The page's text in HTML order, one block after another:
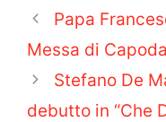
Papa
Messa di
Stefano De
debutto in “Che